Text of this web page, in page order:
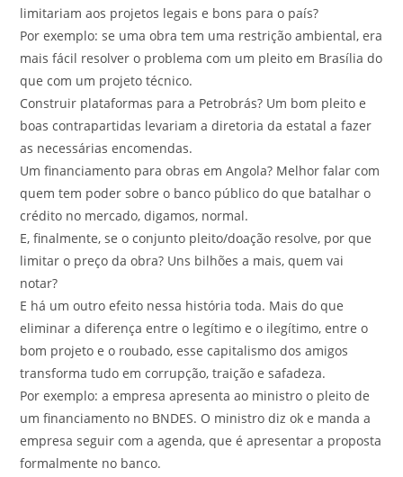
limitariam aos projetos legais e bons para o país?
Por exemplo: se uma obra tem uma restrição ambiental, era
mais fácil resolver o problema com um pleito em Brasília do
que com um projeto técnico.
Construir plataformas para a Petrobrás? Um bom pleito e
boas contrapartidas levariam a diretoria da estatal a fazer
as necessárias encomendas.
Um financiamento para obras em Angola? Melhor falar com
quem tem poder sobre o banco público do que batalhar o
crédito no mercado, digamos, normal.
E, finalmente, se o conjunto pleito/doação resolve, por que
limitar o preço da obra? Uns bilhões a mais, quem vai
notar?
E há um outro efeito nessa história toda. Mais do que
eliminar a diferença entre o legítimo e o ilegítimo, entre o
bom projeto e o roubado, esse capitalismo dos amigos
transforma tudo em corrupção, traição e safadeza.
Por exemplo: a empresa apresenta ao ministro o pleito de
um financiamento no BNDES. O ministro diz ok e manda a
empresa seguir com a agenda, que é apresentar a proposta
formalmente no banco.